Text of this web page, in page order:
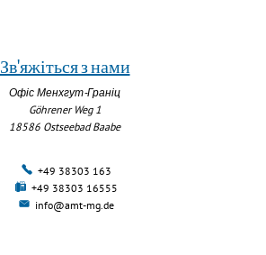
Зв'яжіться з нами
Офіс Менхгут-Граніц
Göhrener Weg 1
18586 Ostseebad Baabe
+49 38303 163
+49 38303 16555
info@amt-mg.de